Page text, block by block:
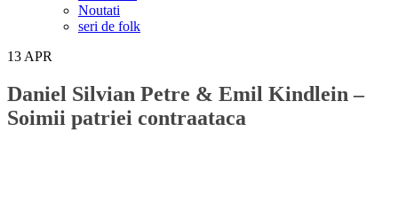
Noutati
seri de folk
13 APR
Daniel Silvian Petre & Emil Kindlein –
Soimii patriei contraataca